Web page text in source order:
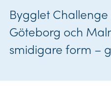
Bygglet
Göteborg och
smidigare form –